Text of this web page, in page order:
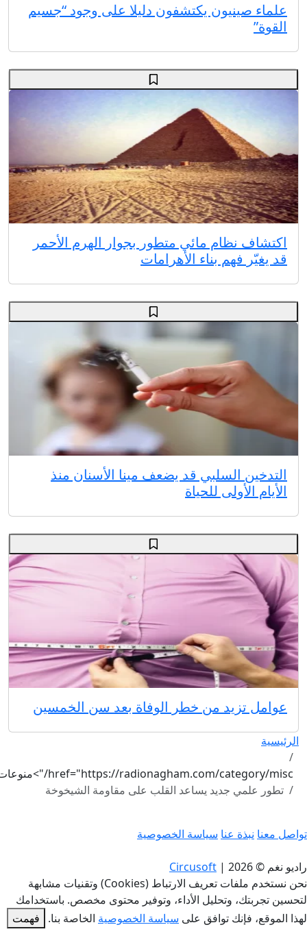
علماء صينيون يكتشفون دليلا على وجود “جسيم
القوة”
اكتشاف نظام مائي متطور بجوار الهرم الأحمر
قد يغيّر فهم بناء الأهرامات
التدخين السلبي قد يضعف مينا الأسنان منذ
الأيام الأولى للحياة
عوامل تزيد من خطر الوفاة بعد سن الخمسين
الرئيسية
href="https://radionagham.com/category/misc/">منوعات
تطور علمي جديد يساعد القلب على مقاومة الشيخوخة
معنا نبذة عنا سياسة الخصوصية
نغم © 2026 |
Circusoft
نحن نستخدم ملفات تعريف الارتباط (Cookies) وتقنيات مشابهة
تجربتك، وتحليل الأداء، وتوفير محتوى مخصص. باستخدامك
الموقع، فإنك توافق على سياسة الخصوصيةالخاصة بنا. فهمت